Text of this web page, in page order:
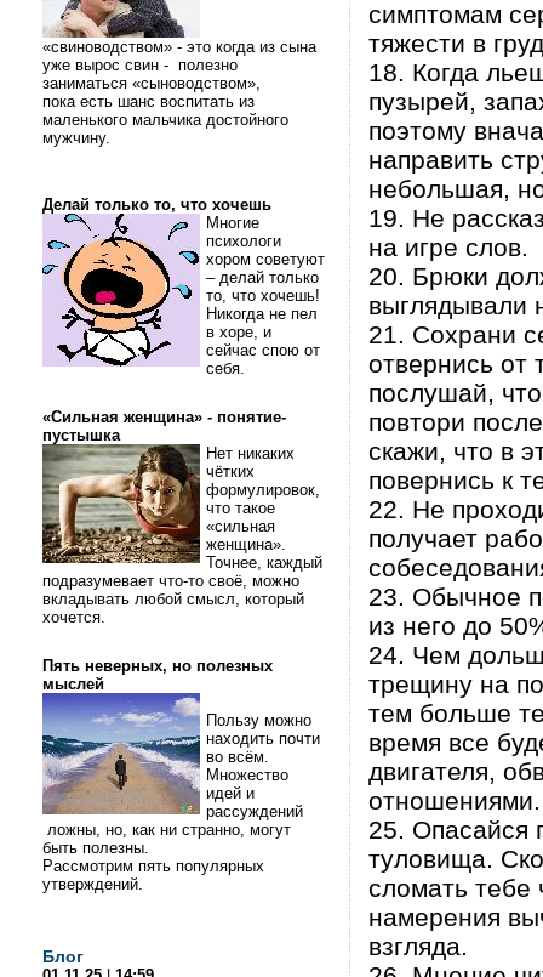
«свиноводством» - это когда из сына
уже вырос свин - полезно
заниматься «сыноводством»,
пока есть шанс воспитать из
маленького мальчика достойного
мужчину.
Делай только то, что хочешь
Многие
психологи
хором советуют
– делай только
то, что хочешь!
Никогда не пел
в хоре, и
сейчас спою от
себя.
«Сильная женщина» - понятие-
пустышка
Нет никаких
чётких
формулировок,
что такое
«сильная
женщина».
Точнее, каждый
подразумевает что-то своё, можно
вкладывать любой смысл, который
хочется.
Пять неверных, но полезных
мыслей
Пользу можно
находить почти
во всём.
Множество
идей и
рассуждений
ложны, но, как ни странно, могут
быть полезны.
Рассмотрим пять популярных
утверждений.
Блог
симптомам
тяжести в
18. Когда
пузырей,
поэтому
направить
небольшая,
19. Не
на игре слов.
20. Брюки
выглядывали
21. Сохрани
отвернись от
послушай,
повтори
скажи, что в
повернись к
22. Не
получает
23. Обычное
из него до
24. Чем
трещину на
тем больше
время все
двигателя,
отношениями.
25. Опасайся
туловища.
сломать тебе
намерения
взгляда.